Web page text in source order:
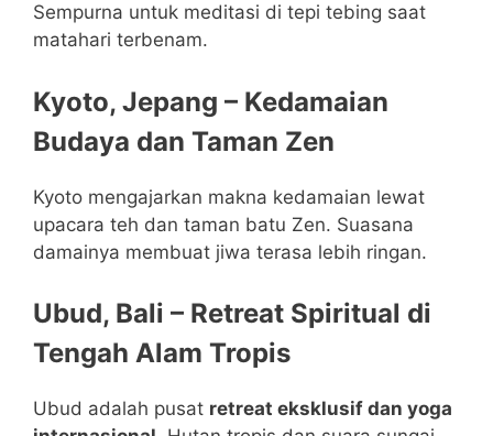
Sempurna untuk meditasi di tepi tebing saat
matahari terbenam.
Kyoto, Jepang – Kedamaian
Budaya dan Taman Zen
Kyoto mengajarkan makna kedamaian lewat
upacara teh dan taman batu Zen. Suasana
damainya membuat jiwa terasa lebih ringan.
Ubud, Bali – Retreat Spiritual di
Tengah Alam Tropis
Ubud adalah pusat retreat eksklusif dan yoga